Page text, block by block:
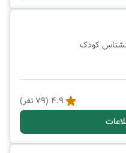
کودک
4.9
(
79 نفر)